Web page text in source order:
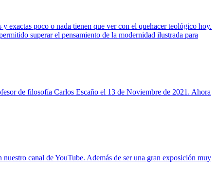
exactas poco o nada tienen que ver con el quehacer teológico hoy.
superar el pensamiento de la modernidad ilustrada para
de filosofía Carlos Escaño el 13 de Noviembre de 2021. Ahora
canal de YouTube. Además de ser una gran exposición muy